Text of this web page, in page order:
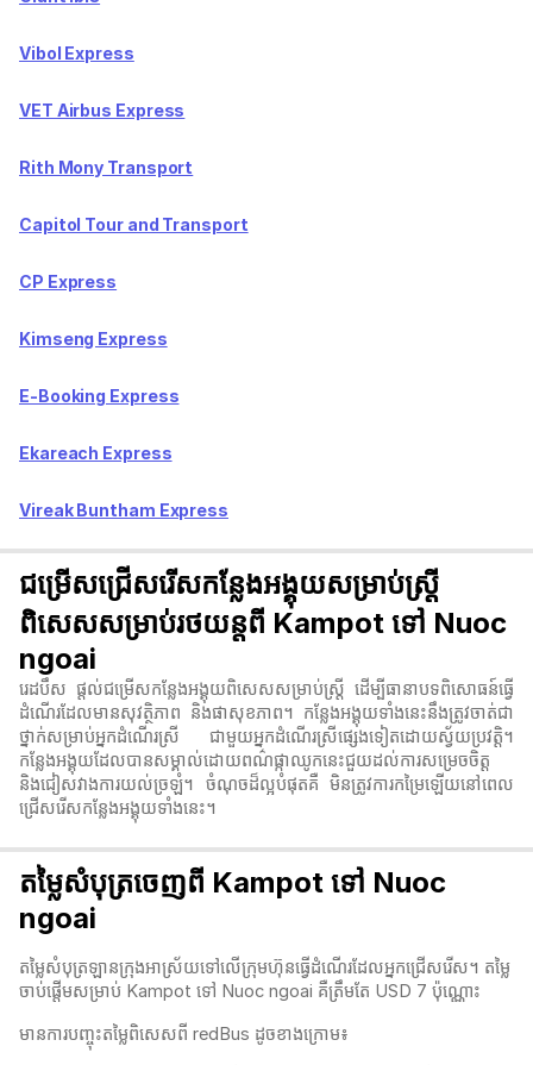
Vibol Express
VET Airbus Express
Rith Mony Transport
Capitol Tour and Transport
CP Express
Kimseng Express
E-Booking Express
Ekareach Express
Vireak Buntham Express
ជម្រើសជ្រើសរើសកន្លែងអង្គុយសម្រាប់ស្ត្រី
ពិសេសសម្រាប់រថយន្តពី Kampot ទៅ Nuoc
ngoai
រេដបឹស ផ្តល់ជម្រើសកន្លែងអង្គុយពិសេសសម្រាប់ស្ត្រី ដើម្បីធានាបទពិសោធន៍ធ្វើ
ដំណើរដែលមានសុវត្ថិភាព និងផាសុខភាព។ កន្លែងអង្គុយទាំងនេះនឹងត្រូវចាត់ជា
ថ្នាក់សម្រាប់អ្នកដំណើរស្រី ជាមួយអ្នកដំណើរស្រីផ្សេងទៀតដោយស្វ័យប្រវត្តិ។
កន្លែងអង្គុយដែលបានសម្គាល់ដោយពណ៌ផ្កាឈូកនេះជួយដល់ការសម្រេចចិត្ត
និងជៀសវាងការយល់ច្រឡំ។ ចំណុចដ៏ល្អបំផុតគឺ មិនត្រូវការកម្រៃឡើយនៅពេល
ជ្រើសរើសកន្លែងអង្គុយទាំងនេះ។
តម្លៃសំបុត្រចេញពី Kampot ទៅ Nuoc
ngoai
តម្លៃសំបុត្រឡានក្រុងអាស្រ័យទៅលើក្រុមហ៊ុនធ្វើដំណើរដែលអ្នកជ្រើសរើស។ តម្លៃ
ចាប់ផ្តើមសម្រាប់ Kampot ទៅ Nuoc ngoai គឺត្រឹមតែ USD 7 ប៉ុណ្ណោះ
មានការបញ្ចុះតម្លៃពិសេសពី redBus ដូចខាងក្រោម៖